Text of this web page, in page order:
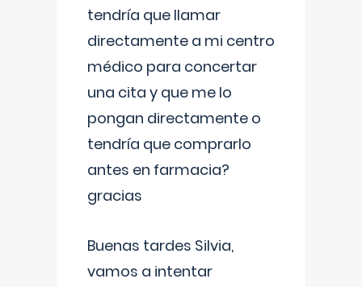
tendría que llamar
directamente a mi centro
médico para concertar
una cita y que me lo
pongan directamente o
tendría que comprarlo
antes en farmacia?
gracias
Buenas tardes Silvia,
vamos a intentar